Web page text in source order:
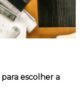
escolher a